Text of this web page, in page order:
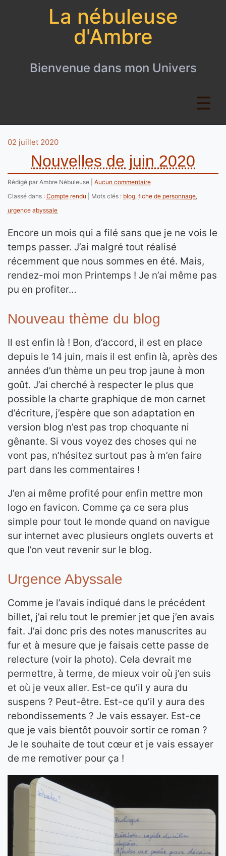
La nébuleuse
d'Ambre
Bienvenue dans mon Univers
02 juillet 2020
Nouvelles de juin 2020
Rédigé par Ambre Nébuleuse
Aucun commentaire
Classé dans : Compte rendu Mots clés : blog, fiche de personnage,
urgence abyssale
Encore un mois qui a filé sans que je ne vois le
temps passer. J’ai malgré tout réalisé
récemment que nous sommes en été. Mais,
rendez-moi mon Printemps ! Je n’ai même pas
pu en profiter…
Nouveau thème du blog
Il est enfin là ! Bon, d’accord, il est en place
depuis le 14 juin, mais il est enfin là, après des
années d’un thème un peu trop jaune à mon
goût. J’ai cherché à respecter le plus que
possible la charte graphique de mon carnet
d’écriture, j’espère que son adaptation en
version blog n’est pas trop choquante ni
gênante. Si vous voyez des choses qui ne
vont pas, n’hésitez surtout pas à m’en faire
part dans les commentaires !
J’en ai même profité pour enfin mettre mon
logo en favicon. Comme ça ce sera plus
simple pour tout le monde quand on navigue
sur internet avec plusieurs onglets ouverts et
que l’on veut revenir sur le blog.
Urgence Abyssale
Comme je l’avais indiqué dans le précédent
billet, j’ai relu tout le premier jet que j’en avais
fait. J’ai donc pris des notes manuscrites au
fur et à mesure que je faisais cette passe de
relecture (voir la photo). Cela devrait me
permettre, à terme, de mieux voir où j’en suis
et où je veux aller. Est-ce qu’il y aura du
suspens ? Peut-être. Est-ce qu’il y aura des
rebondissements ? Je vais essayer. Est-ce
que je vais bientôt pouvoir sortir ce roman ?
Je le souhaite de tout cœur et je vais essayer
de me remotiver pour ça !